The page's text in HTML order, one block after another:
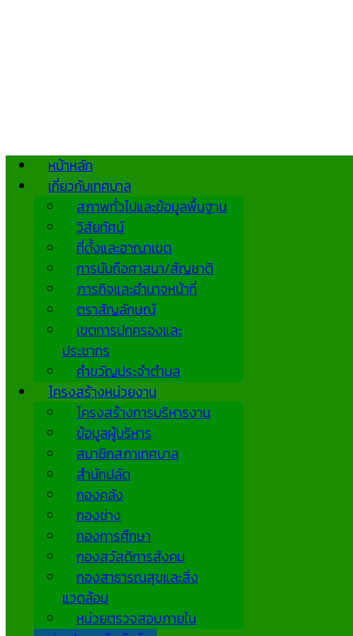
หน้าหลัก
เกี่ยวกับเทศบาล
สภาพทั่วไปและข้อมูลพื้นฐาน
วิสัยทัศน์
ที่ตั้งและอาณาเขต
การนับถือศาสนา/สัญชาติ
ภารกิจและอำนาจหน้าที่
ตราสัญลักษณ์
เขตการปกครองและ
ประชากร
คำขวัญประจำตำบล
โครงสร้างหน่วยงาน
โครงสร้างการบริหารงาน
ข้อมูลผู้บริหาร
สมาชิกสภาเทศบาล
สำนักปลัด
กองคลัง
กองช่าง
กองการศึกษา
กองสวัสดิการสังคม
กองสาธารณสุขและสิ่ง
แวดล้อม
หน่วยตรวจสอบภายใน